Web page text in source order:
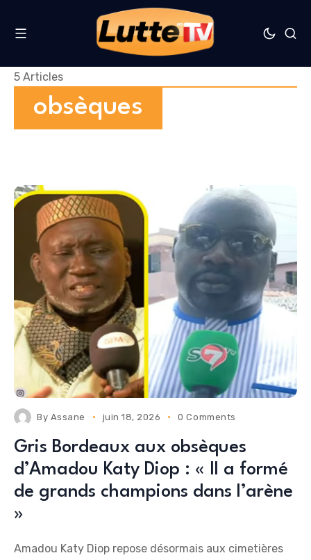
obsèques
5 Articles
By Assane juin 18, 2026 0 Comments
Gris Bordeaux aux obsèques
d’Amadou Katy Diop : « Il a formé
de grands champions dans l’arène
»
Amadou Katy Diop repose désormais aux cimetières